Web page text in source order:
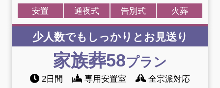
安置 通夜式 告別式 火葬
少人数でもしっかりとお見送り
家族葬58プラン
2日間 専用安置室 全宗派対応